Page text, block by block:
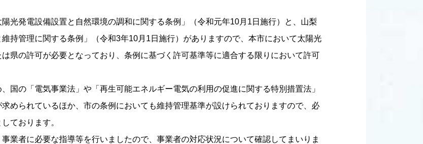
光発電設備設置と自然環境の調和に関する条例」（令和元年10月1日施行）と、山梨
持管理に関する条例」（令和3年10月1日施行）がありますので、本市において太陽光
県の許可が必要となっており、条例に基づく許可基準等に適合する限りにおいて許可
国の「電気事業法」や「再生可能エネルギー電気の利用の促進に関する特別措置法」
められているほか、市の条例においても維持管理基準が設けられておりますので、必
ております。
業者に必要な指導等を行いましたので、事業者の対応状況について確認してまいりま